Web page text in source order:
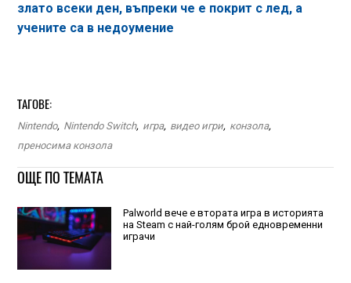
злато всеки ден, въпреки че е покрит с лед, а
учените са в недоумение
ТАГОВЕ:
Nintendo, Nintendo Switch, игра, видео игри, конзола,
преносима конзола
ОЩЕ ПО ТЕМАТА
Palworld вече е втората игра в историята
на Steam с най-голям брой едновременни
играчи